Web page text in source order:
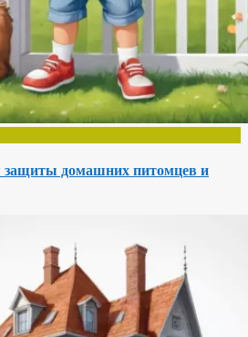
защиты домашних питомцев и